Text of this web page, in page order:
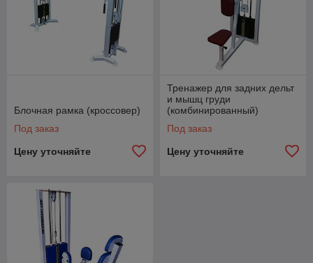
Блочная рамка (кроссовер)
Под заказ
Цену уточняйте
Тренажер для задних дельт
и мышц груди
(комбинированный)
Под заказ
Цену уточняйте